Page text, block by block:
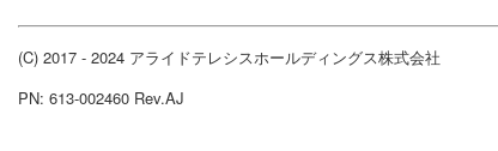
(C) 2017 - 2024 アライドテレシスホールディングス株式会社
PN: 613-002460 Rev.AJ